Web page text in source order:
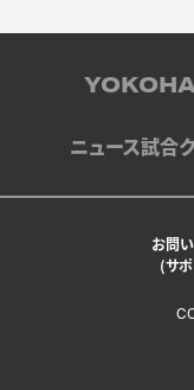
ニュース試合
お問
(サ